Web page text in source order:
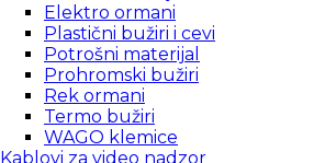
Elektro ormani
Plastični bužiri i cevi
Potrošni materijal
Prohromski bužiri
Rek ormani
Termo bužiri
WAGO klemice
Kablovi za video nadzor